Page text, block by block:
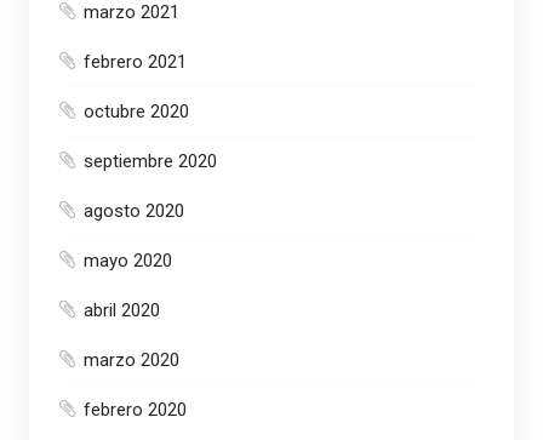
marzo 2021
febrero 2021
octubre 2020
septiembre 2020
agosto 2020
mayo 2020
abril 2020
marzo 2020
febrero 2020